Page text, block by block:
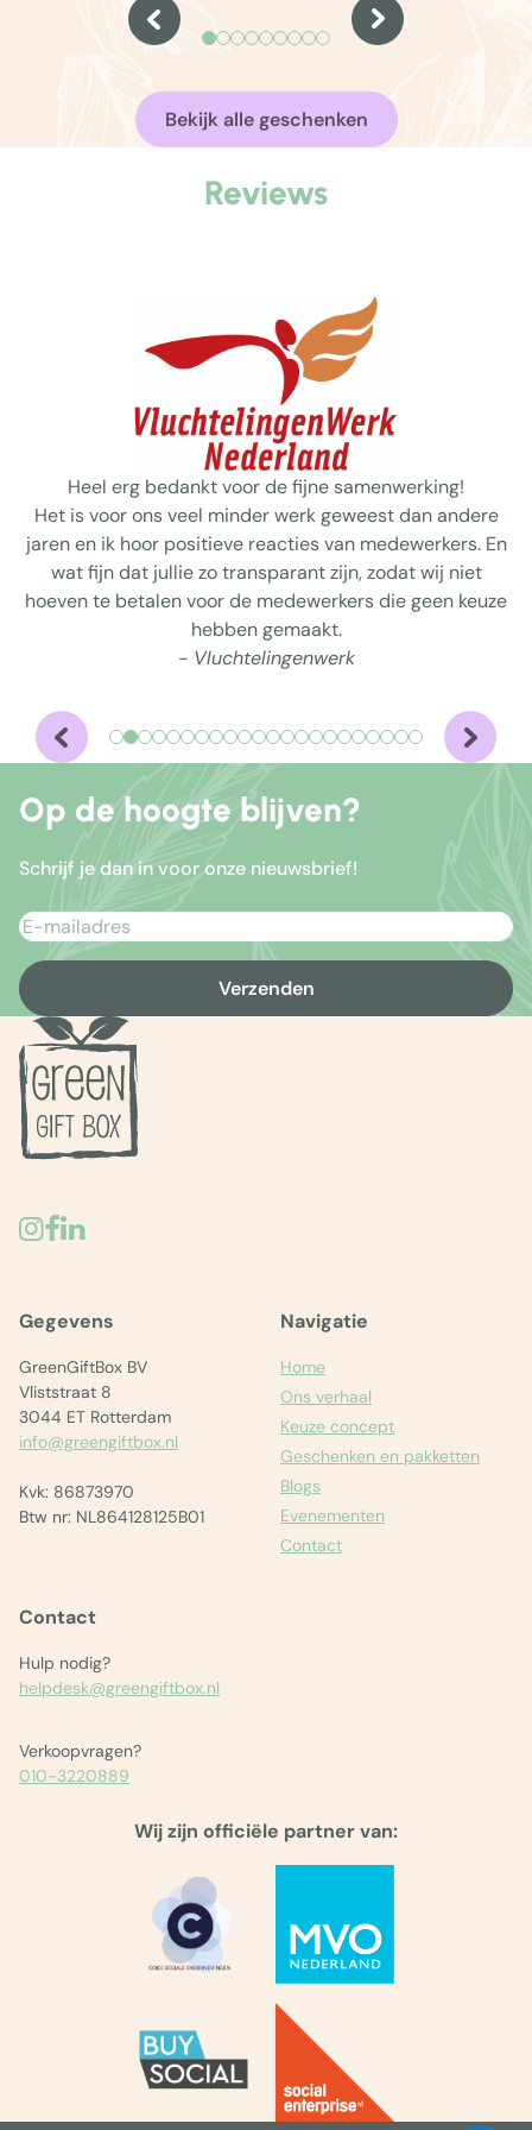
eenvoud’ als uitgangspunt. Dat geldt nog
Bekijk alle geschenken
Reviews
Heel erg bedankt voor de fijne samenwerking!
Het is voor ons veel minder werk geweest dan andere
jaren en ik hoor positieve reacties van medewerkers. En
wat fijn dat jullie zo transparant zijn, zodat wij niet
hoeven te betalen voor de medewerkers die geen keuze
hebben gemaakt.
- Vluchtelingenwerk
Op de hoogte blijven?
Schrijf je dan in voor onze nieuwsbrief!
Verzenden
Gegevens
GreenGiftBox BV
Vliststraat 8
3044 ET Rotterdam
info@greengiftbox.nl
Kvk: 86873970
Btw nr: NL864128125B01
Contact
Hulp nodig?
helpdesk@greengiftbox.nl
Verkoopvragen?
010-3220889
Navigatie
Home
Ons verhaal
Keuze concept
Geschenken en pakketten
Blogs
Evenementen
Contact
Wij zijn officiële partner van: